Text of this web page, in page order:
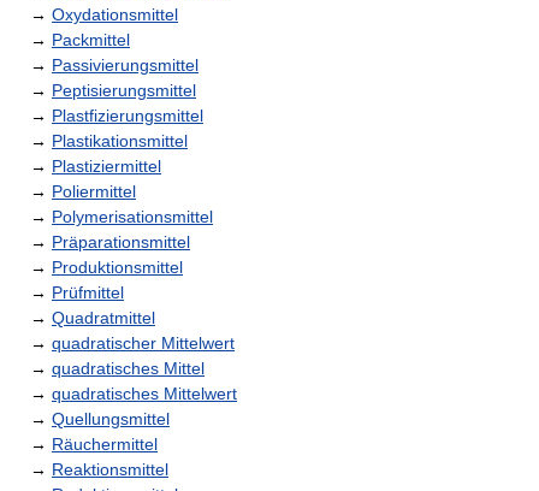
→ Oxydationsmittel
→ Packmittel
→ Passivierungsmittel
→ Peptisierungsmittel
→ Plastfizierungsmittel
→ Plastikationsmittel
→ Plastiziermittel
→ Poliermittel
→ Polymerisationsmittel
→ Präparationsmittel
→ Produktionsmittel
→ Prüfmittel
→ Quadratmittel
→ quadratischer Mittelwert
→ quadratisches Mittel
→ quadratisches Mittelwert
→ Quellungsmittel
→ Räuchermittel
→ Reaktionsmittel